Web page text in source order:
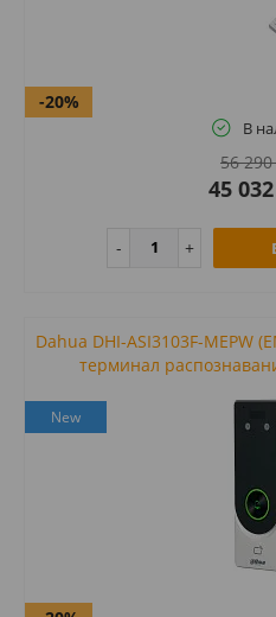
-20%
В
56
45
Dahua DHI-ASI3103F-MEPW
терминал
New